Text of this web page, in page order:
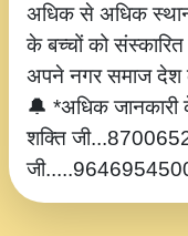
अधिक से अधिक
के बच्चों को
अपने नगर समाज देश के
🔔 *अधिक जानकारी
शक्ति